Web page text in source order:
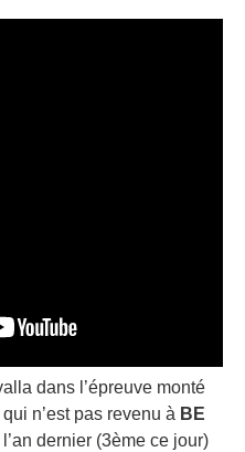
dans l’épreuve monté
n’est pas revenu à BE
dernier (3ème ce jour)